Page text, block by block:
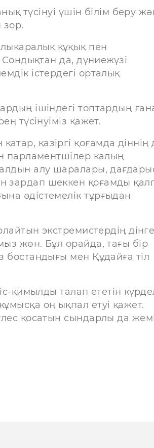
түсінуі үшін білім беру
зор.
құқық пен
Сондықтан да, дүниежүзі
істердегі орталық
ішіндегі топтардың
түсінуіміз қажет.
қазіргі қоғамда діннің
парламентшілер қалың
алу шаралары,
зардап шеккен қоғамды
әдістемелік тұрғыдан
экстремистердің дінге
жөн. Бұл орайда, тағы бір
бостандығы мен Құдайға тіл
қимылды талап ететін
оң ықпал етуі қажет.
қосатын сындарлы да